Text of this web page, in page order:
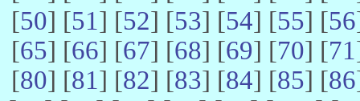
[50] [51] [52] [53] [54] [55] [56
[65] [66] [67] [68] [69] [70] [71
[80] [81] [82] [83] [84] [85] [86